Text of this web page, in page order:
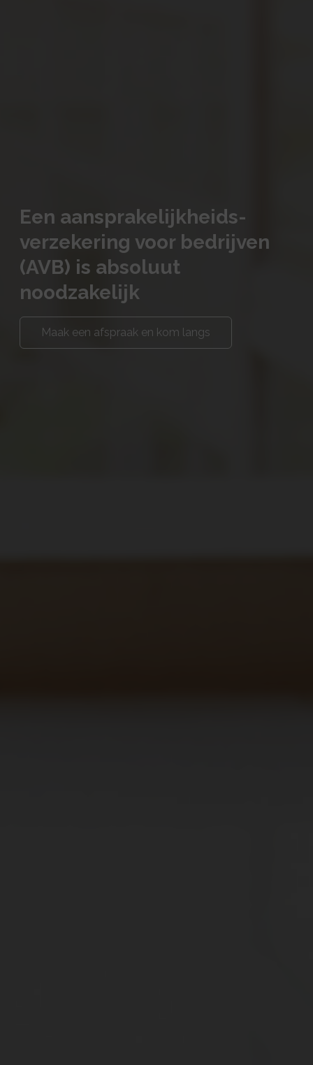
Een aansprakelijkheids-
verzekering voor bedrijven
(AVB) is absoluut
noodzakelijk
Maak een afspraak en kom langs